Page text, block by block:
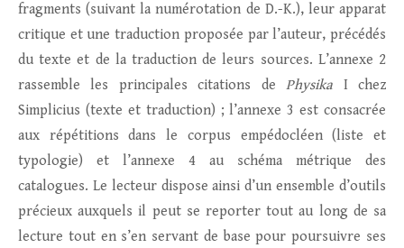
fragments (suivant la numérotation de D.-K.), leur apparat
critique et une traduction proposée par l’auteur, précédés
du texte et de la traduction de leurs sources. L’annexe 2
rassemble les principales citations dePhysika I chez
Simplicius (texte et traduction) ; l’annexe 3 est consacrée
aux répétitions dans le corpus empédocléen (liste et
typologie) et l’annexe 4 au schéma métrique des
catalogues. Le lecteur dispose ainsi d’un ensemble d’outils
précieux auxquels il peut se reporter tout au long de sa
lecture tout en s’en servant de base pour poursuivre ses